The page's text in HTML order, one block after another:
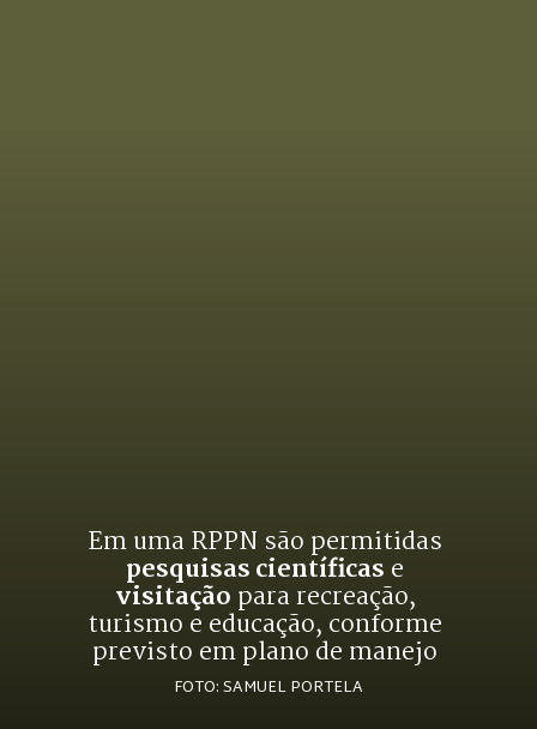
pesquisas científicas
visitação para recreação,
turismo e educação, conforme
previsto em plano de manejo
FOTO: SAMUEL PORTELA